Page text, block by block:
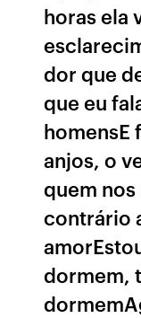
horas ela
dor que
que eu
homensE
anjos, o
quem nos
contrário
dormem,